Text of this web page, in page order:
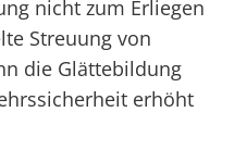
nicht zum Erliegen
Streuung von
die Glättebildung
erhöht